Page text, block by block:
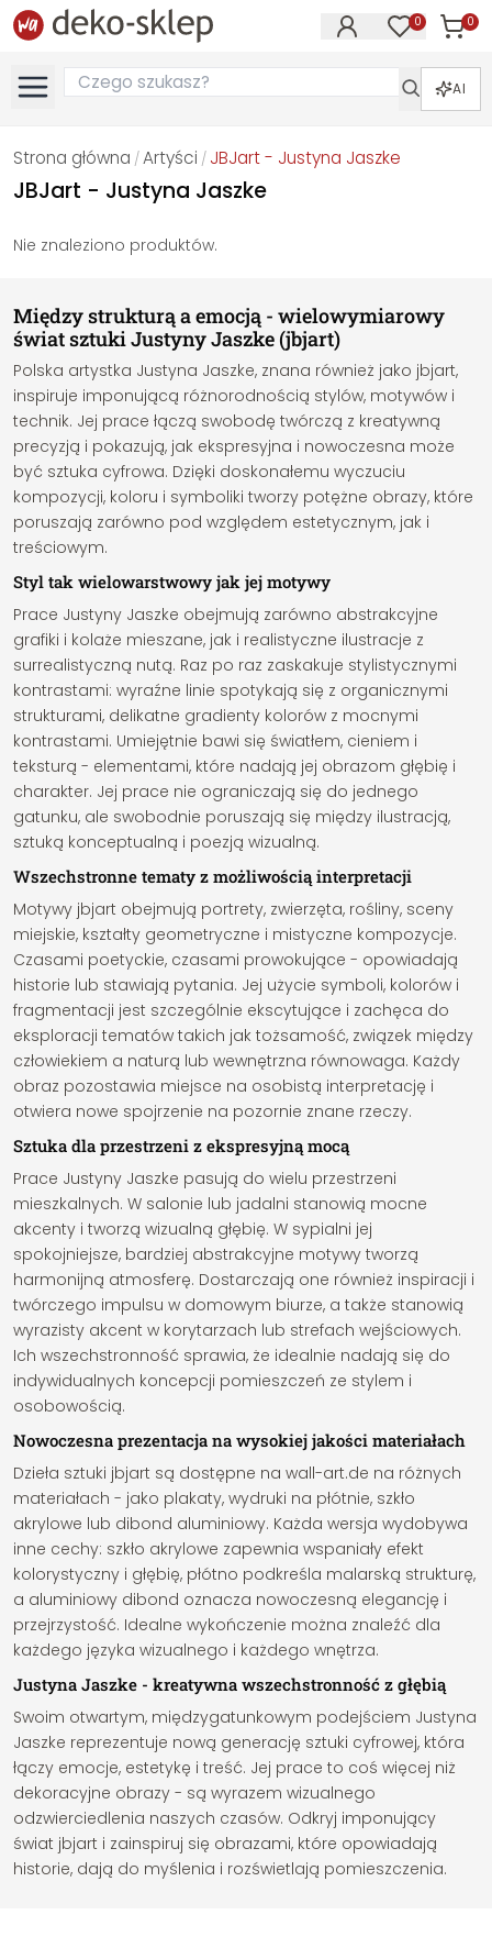
0 0
AI
Strona główna /Artyści / JBJart - Justyna Jaszke
JBJart - Justyna Jaszke
Nie znaleziono produktów.
Między strukturą a emocją - wielowymiarowy
świat sztuki Justyny Jaszke (jbjart)
Polska artystka Justyna Jaszke, znana również jako jbjart,
inspiruje imponującą różnorodnością stylów, motywów i
technik. Jej prace łączą swobodę twórczą z kreatywną
precyzją i pokazują, jak ekspresyjna i nowoczesna może
być sztuka cyfrowa. Dzięki doskonałemu wyczuciu
kompozycji, koloru i symboliki tworzy potężne obrazy, które
poruszają zarówno pod względem estetycznym, jak i
treściowym.
Styl tak wielowarstwowy jak jej motywy
Prace Justyny Jaszke obejmują zarówno abstrakcyjne
grafiki i kolaże mieszane, jak i realistyczne ilustracje z
surrealistyczną nutą. Raz po raz zaskakuje stylistycznymi
kontrastami: wyraźne linie spotykają się z organicznymi
strukturami, delikatne gradienty kolorów z mocnymi
kontrastami. Umiejętnie bawi się światłem, cieniem i
teksturą - elementami, które nadają jej obrazom głębię i
charakter. Jej prace nie ograniczają się do jednego
gatunku, ale swobodnie poruszają się między ilustracją,
sztuką konceptualną i poezją wizualną.
Wszechstronne tematy z możliwością interpretacji
Motywy jbjart obejmują portrety, zwierzęta, rośliny, sceny
miejskie, kształty geometryczne i mistyczne kompozycje.
Czasami poetyckie, czasami prowokujące - opowiadają
historie lub stawiają pytania. Jej użycie symboli, kolorów i
fragmentacji jest szczególnie ekscytujące i zachęca do
eksploracji tematów takich jak tożsamość, związek między
człowiekiem a naturą lub wewnętrzna równowaga. Każdy
obraz pozostawia miejsce na osobistą interpretację i
otwiera nowe spojrzenie na pozornie znane rzeczy.
Sztuka dla przestrzeni z ekspresyjną mocą
Prace Justyny Jaszke pasują do wielu przestrzeni
mieszkalnych. W salonie lub jadalni stanowią mocne
akcenty i tworzą wizualną głębię. W sypialni jej
spokojniejsze, bardziej abstrakcyjne motywy tworzą
harmonijną atmosferę. Dostarczają one również inspiracji i
twórczego impulsu w domowym biurze, a także stanowią
wyrazisty akcent w korytarzach lub strefach wejściowych.
Ich wszechstronność sprawia, że idealnie nadają się do
indywidualnych koncepcji pomieszczeń ze stylem i
osobowością.
Nowoczesna prezentacja na wysokiej jakości materiałach
Dzieła sztuki jbjart są dostępne na wall-art.de na różnych
materiałach - jako plakaty, wydruki na płótnie, szkło
akrylowe lub dibond aluminiowy. Każda wersja wydobywa
inne cechy: szkło akrylowe zapewnia wspaniały efekt
kolorystyczny i głębię, płótno podkreśla malarską strukturę,
a aluminiowy dibond oznacza nowoczesną elegancję i
przejrzystość. Idealne wykończenie można znaleźć dla
każdego języka wizualnego i każdego wnętrza.
Justyna Jaszke - kreatywna wszechstronność z głębią
Swoim otwartym, międzygatunkowym podejściem Justyna
Jaszke reprezentuje nową generację sztuki cyfrowej, która
łączy emocje, estetykę i treść. Jej prace to coś więcej niż
dekoracyjne obrazy - są wyrazem wizualnego
odzwierciedlenia naszych czasów. Odkryj imponujący
świat jbjart i zainspiruj się obrazami, które opowiadają
historie, dają do myślenia i rozświetlają pomieszczenia.